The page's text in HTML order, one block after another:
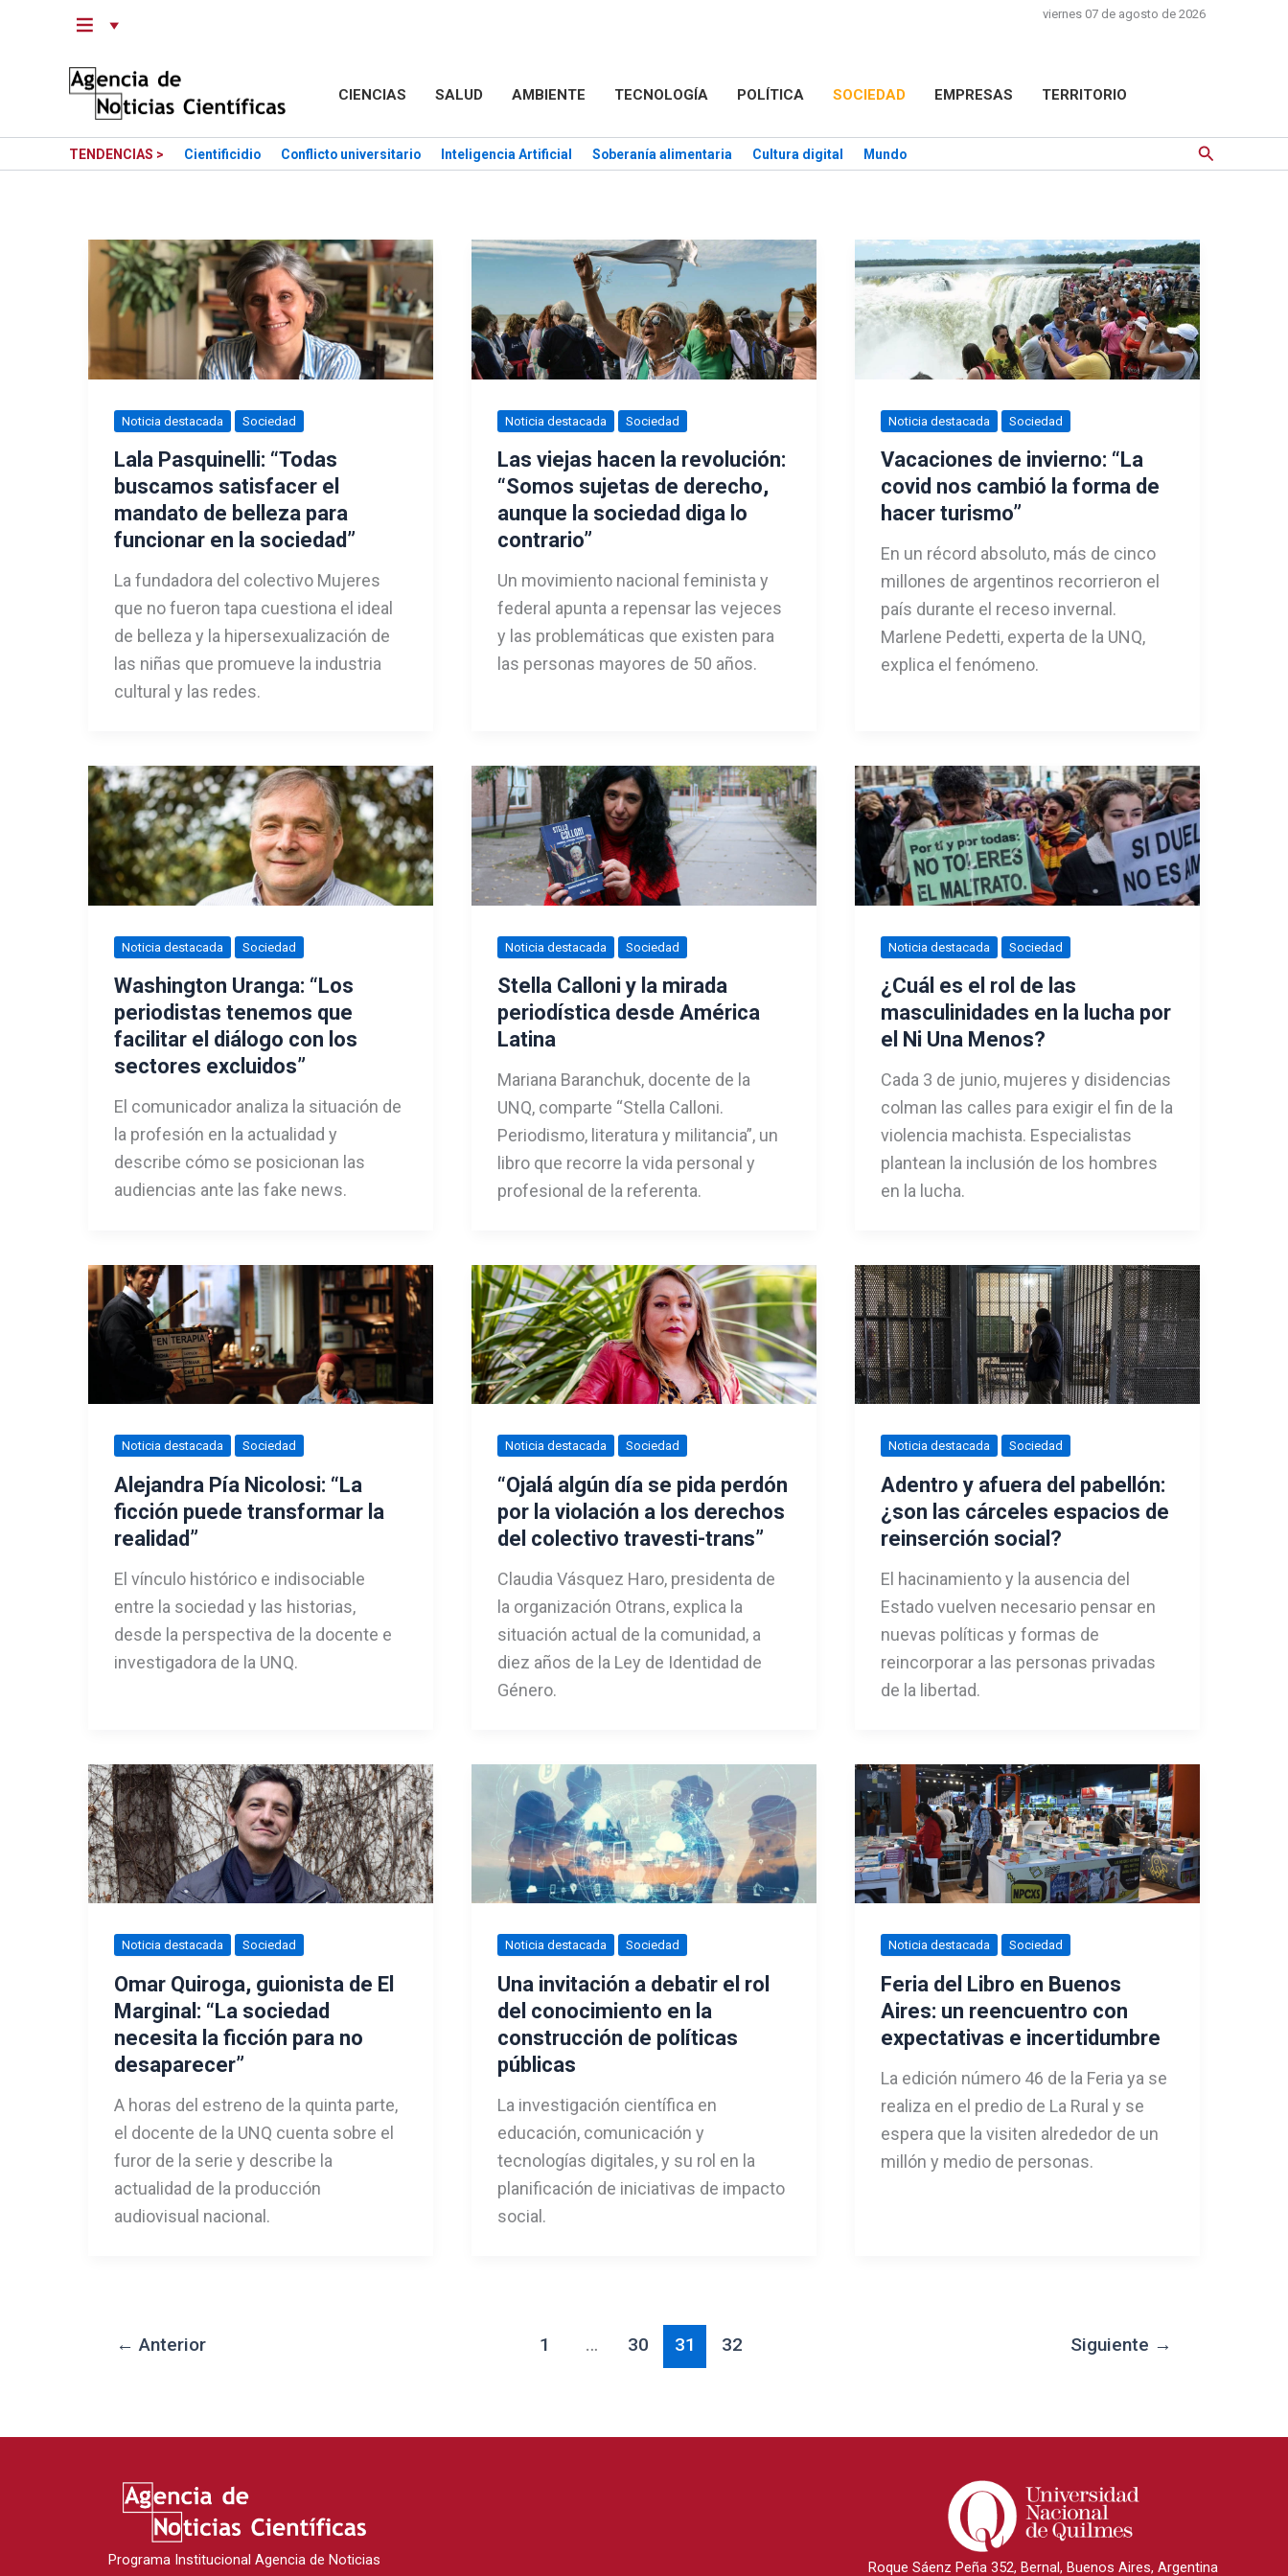
contenido
viernes 07 de agosto de 2026
CIENCIAS SALUD AMBIENTE TECNOLOGÍA POLÍTICA SOCIEDAD EMPRESAS TERRITORIO
TENDENCIAS > Cientificidio Conflicto universitario Inteligencia Artificial Soberanía alimentaria Cultura digital Mundo Buscar
Noticia destacada Sociedad
Lala Pasquinelli: “Todas
buscamos satisfacer el
mandato de belleza para
funcionar en la sociedad”
La fundadora del colectivo Mujeres
que no fueron tapa cuestiona el ideal
de belleza y la hipersexualización de
las niñas que promueve la industria
cultural y las redes.
Noticia destacada Sociedad
Las viejas hacen la revolución:
“Somos sujetas de derecho,
aunque la sociedad diga lo
contrario”
Un movimiento nacional feminista y
federal apunta a repensar las vejeces
y las problemáticas que existen para
las personas mayores de 50 años.
Noticia destacada Sociedad
Vacaciones de invierno: “La
covid nos cambió la forma de
hacer turismo”
En un récord absoluto, más de cinco
millones de argentinos recorrieron el
país durante el receso invernal.
Marlene Pedetti, experta de la UNQ,
explica el fenómeno.
Noticia destacada Sociedad
Washington Uranga: “Los
periodistas tenemos que
facilitar el diálogo con los
sectores excluidos”
El comunicador analiza la situación de
la profesión en la actualidad y
describe cómo se posicionan las
audiencias ante las fake news.
Noticia destacada Sociedad
Stella Calloni y la mirada
periodística desde América
Latina
Mariana Baranchuk, docente de la
UNQ, comparte “Stella Calloni.
Periodismo, literatura y militancia”, un
libro que recorre la vida personal y
profesional de la referenta.
Noticia destacada Sociedad
¿Cuál es el rol de las
masculinidades en la lucha por
el Ni Una Menos?
Cada 3 de junio, mujeres y disidencias
colman las calles para exigir el fin de la
violencia machista. Especialistas
plantean la inclusión de los hombres
en la lucha.
Noticia destacada Sociedad
Alejandra Pía Nicolosi: “La
ficción puede transformar la
realidad”
El vínculo histórico e indisociable
entre la sociedad y las historias,
desde la perspectiva de la docente e
investigadora de la UNQ.
Noticia destacada Sociedad
“Ojalá algún día se pida perdón
por la violación a los derechos
del colectivo travesti-trans”
Claudia Vásquez Haro, presidenta de
la organización Otrans, explica la
situación actual de la comunidad, a
diez años de la Ley de Identidad de
Género.
Noticia destacada Sociedad
Adentro y afuera del pabellón:
¿son las cárceles espacios de
reinserción social?
El hacinamiento y la ausencia del
Estado vuelven necesario pensar en
nuevas políticas y formas de
reincorporar a las personas privadas
de la libertad.
Noticia destacada Sociedad
Omar Quiroga, guionista de El
Marginal: “La sociedad
necesita la ficción para no
desaparecer”
A horas del estreno de la quinta parte,
el docente de la UNQ cuenta sobre el
furor de la serie y describe la
actualidad de la producción
audiovisual nacional.
Noticia destacada Sociedad
Una invitación a debatir el rol
del conocimiento en la
construcción de políticas
públicas
La investigación científica en
educación, comunicación y
tecnologías digitales, y su rol en la
planificación de iniciativas de impacto
social.
Noticia destacada Sociedad
Feria del Libro en Buenos
Aires: un reencuentro con
expectativas e incertidumbre
La edición número 46 de la Feria ya se
realiza en el predio de La Rural y se
espera que la visiten alrededor de un
millón y medio de personas.
← Anterior 1 … 30 31 32 Siguiente →
Programa Institucional Agencia de Noticias Roque Sáenz Peña 352, Bernal, Buenos Aires, Argentina